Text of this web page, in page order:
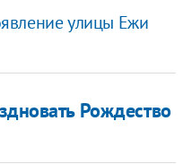
улицы Ежи
Рождество